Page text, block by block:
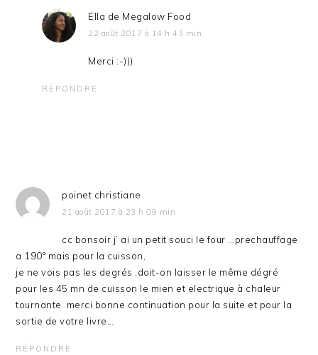
Ella de Megalow Food
22 août 2017 à 14 h 43 min
Merci :-)))
RÉPONDRE
poinet christiane
21 août 2017 à 23 h 09 min
cc bonsoir j’ ai un petit souci le four …prechauffage
a 190° mais pour la cuisson,
je ne vois pas les degrés ,doit-on laisser le même dégré
pour les 45 mn de cuisson le mien et electrique à chaleur
tournante .merci bonne continuation pour la suite et pour la
sortie de votre livre…
RÉPONDRE